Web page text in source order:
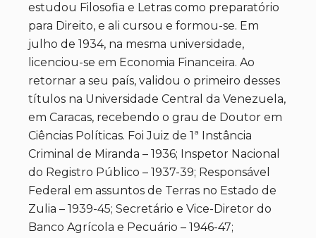
estudou Filosofia e Letras como preparatório
para Direito, e ali cursou e formou-se. Em
julho de 1934, na mesma universidade,
licenciou-se em Economia Financeira. Ao
retornar a seu país, validou o primeiro desses
títulos na Universidade Central da Venezuela,
em Caracas, recebendo o grau de Doutor em
Ciências Políticas. Foi Juiz de 1ª Instância
Criminal de Miranda – 1936; Inspetor Nacional
do Registro Público – 1937-39; Responsável
Federal em assuntos de Terras no Estado de
Zulia – 1939-45; Secretário e Vice-Diretor do
Banco Agrícola e Pecuário – 1946-47;